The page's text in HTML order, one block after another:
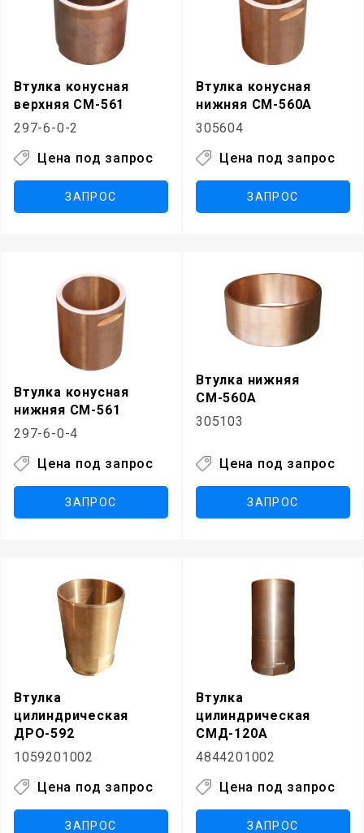
Втулка конусная
верхняя СМ-561
297-6-0-2
Цена под запрос
ЗАПРОС
Втулка конусная
нижняя СМ-560А
305604
Цена под запрос
ЗАПРОС
Втулка конусная
нижняя СМ-561
297-6-0-4
Цена под запрос
ЗАПРОС
Втулка нижняя
СМ-560А
305103
Цена под запрос
ЗАПРОС
Втулка
цилиндрическая
ДРО-592
1059201002
Цена под запрос
ЗАПРОС
Втулка
цилиндрическая
СМД-120А
4844201002
Цена под запрос
ЗАПРОС